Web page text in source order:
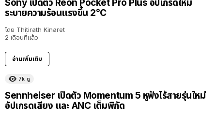
Sony เปิดตัว Reon Pocket Pro Plus อัปเกรดใหม่
ระบายความร้อนแรงขึ้น 2°C
โดย Thitirath Kinaret
2 เดือนที่แล้ว
อ่านเพิ่มเติม
7k ดู
Sennheiser เปิดตัว Momentum 5 หูฟังไร้สายรุ่นใหม่
อัปเกรดเสียง และ ANC เต็มพิกัด